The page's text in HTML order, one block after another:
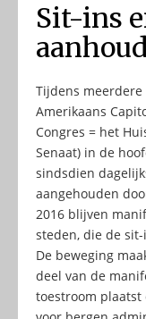
Sit-ins
Tijdens
Amerikaans
Congres = het
Senaat) in de
sindsdien
aangehouden
2016 blijven
steden, die de
De beweging
deel van de
toestroom